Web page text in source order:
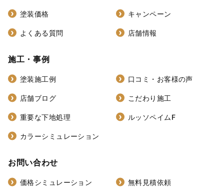
塗装価格 キャンペーン
よくある質問 店舗情報
施工・事例
塗装施工例 口コミ・お客様の声
店舗ブログ こだわり施工
重要な下地処理 ルッソペイムF
カラーシミュレーション
お問い合わせ
価格シミュレーション 無料見積依頼